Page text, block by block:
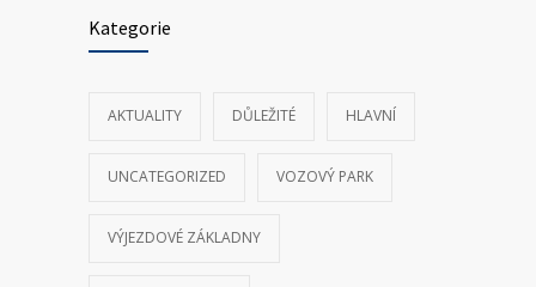
Kategorie
AKTUALITY DŮLEŽITÉ HLAVNÍ
UNCATEGORIZED VOZOVÝ PARK
VÝJEZDOVÉ ZÁKLADNY